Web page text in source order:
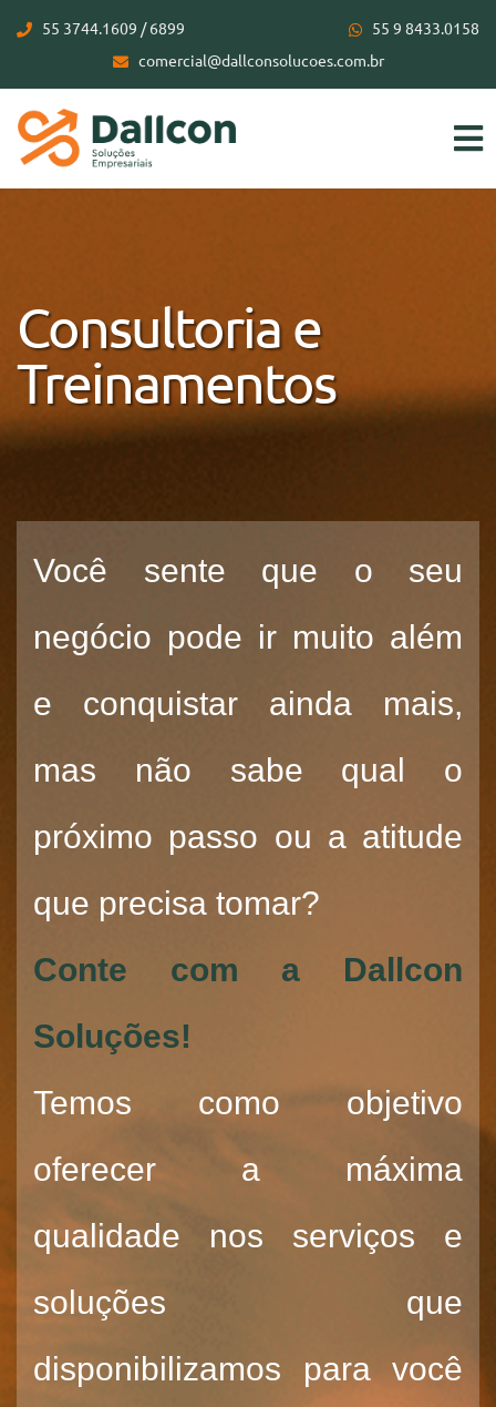
55 3744.1609 / 6899
55 9 8433.0158
comercial@dallconsolucoes.com.br
Consultoria e
Treinamentos
Você sente que o seu
negócio pode ir muito além
e conquistar ainda mais,
mas não sabe qual o
próximo passo ou a atitude
que precisa tomar?
Conte com a Dallcon
Soluções!
Temos como objetivo
oferecer a máxima
qualidade nos serviços e
soluções que
disponibilizamos para você